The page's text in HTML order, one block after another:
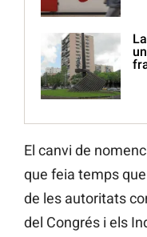
El canvi de
que feia temps
de les autoritats
del Congrés i els